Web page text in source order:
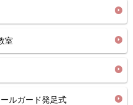
室
ルガード発足式